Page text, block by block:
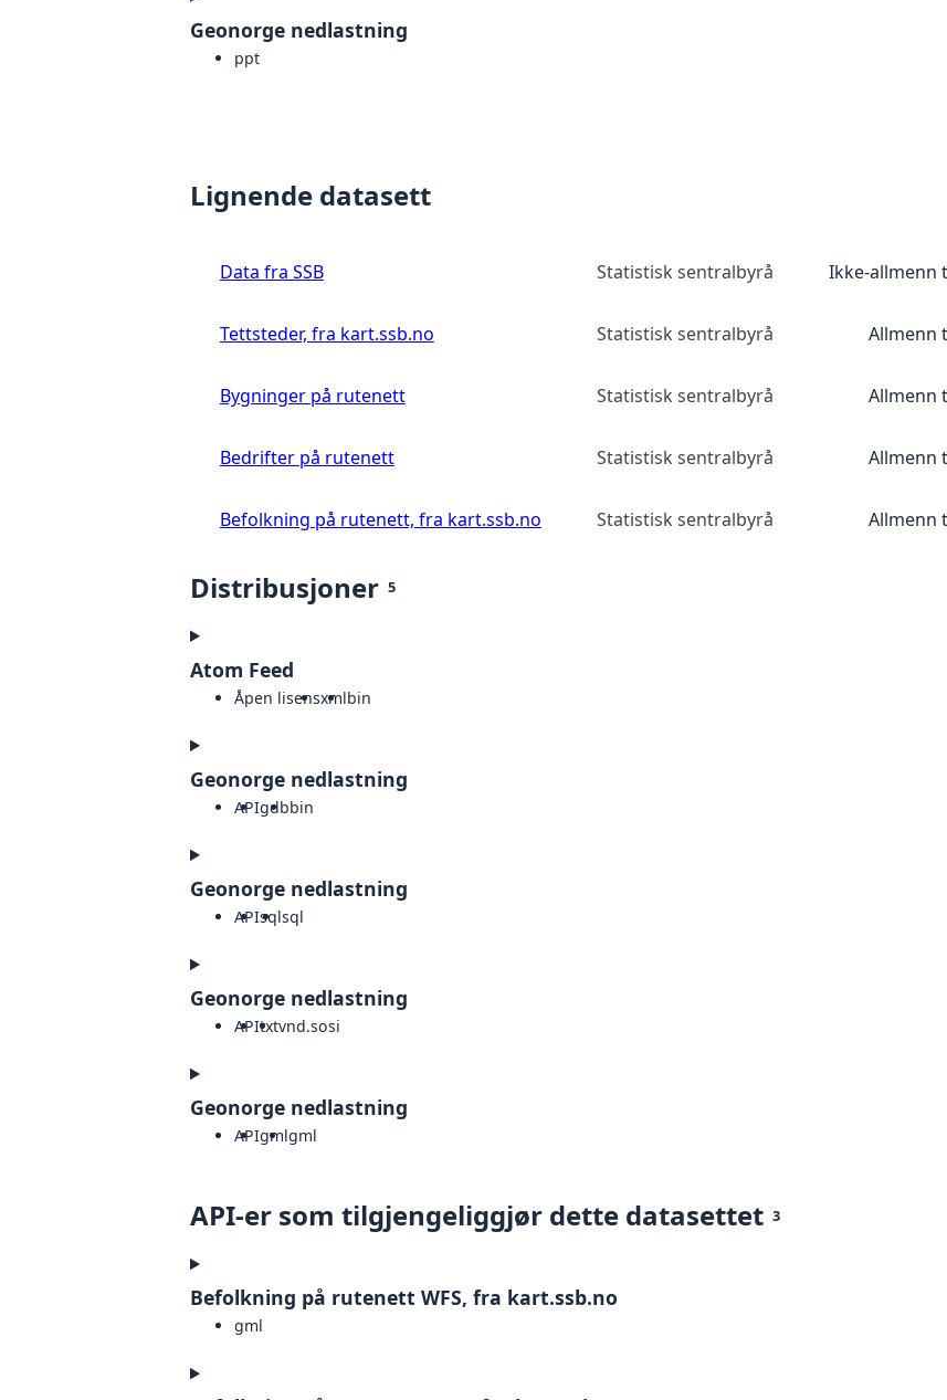
Geonorge nedlastning
ppt
Lignende datasett
Data fra SSB Statistisk sentralbyrå Ikke-allmenn
Tettsteder, fra kart.ssb.no Statistisk sentralbyrå Allmenn
Bygninger på rutenett Statistisk sentralbyrå Allmenn
Bedrifter på rutenett Statistisk sentralbyrå Allmenn
Befolkning på rutenett, fra kart.ssb.no Statistisk sentralbyrå Allmenn
Distribusjoner 5
Atom Feed
Åpen lisensxmlbin
Geonorge nedlastning
APIgdbbin
Geonorge nedlastning
APIsqlsql
Geonorge nedlastning
APItxtvnd.sosi
Geonorge nedlastning
APIgmlgml
API-er som tilgjengeliggjør dette datasettet 3
Befolkning på rutenett WFS, fra kart.ssb.no
gml